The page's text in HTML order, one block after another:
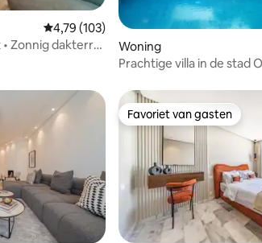
5, 11 recensies
Gemiddelde beoordeling van 4,79 op
4,79 (103)
Zonnig dakterras
Woning
Prachtige villa in de stad
Favoriet van gasten
Favoriet van gasten